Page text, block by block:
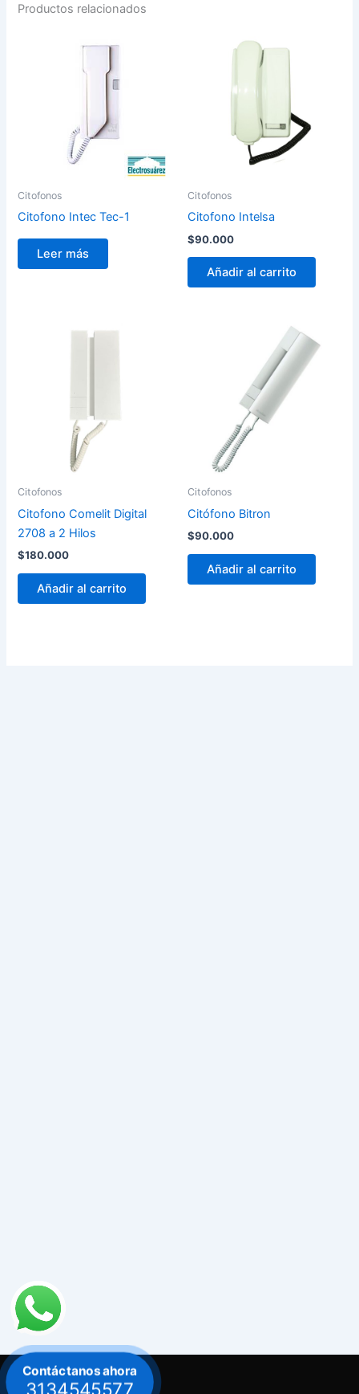
Productos relacionados
Citofonos
Citofono Intec Tec-1
Leer más
Citofonos
Citofono Intelsa
$90.000
Añadir al carrito
Citofonos
Citofono Comelit Digital
2708 a 2 Hilos
$180.000
Añadir al carrito
Citofonos
Citófono Bitron
$90.000
Añadir al carrito
Contáctanos ahora
3134545577